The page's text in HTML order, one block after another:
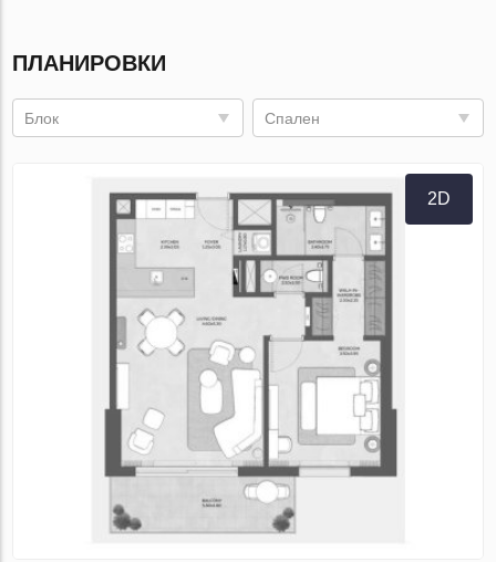
ПЛАНИРОВКИ
Блок Спален
2D